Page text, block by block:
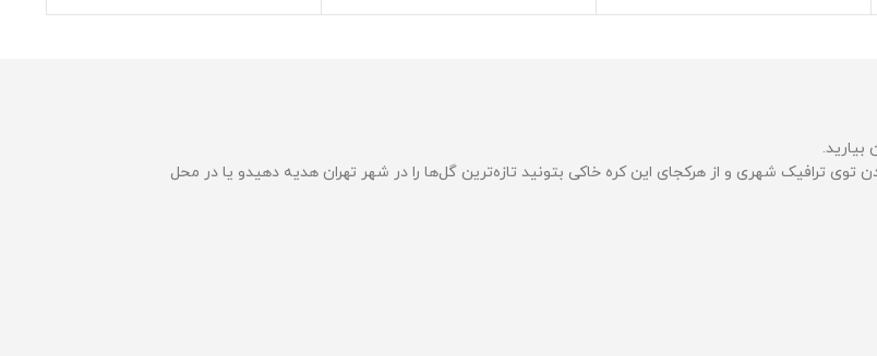
بیارید.
ترافیک شهری و از هرکجای این کره خاکی بتونید تازه‌ترین گل‌ها را در شهر تهران هدیه دهیدو یا در محل